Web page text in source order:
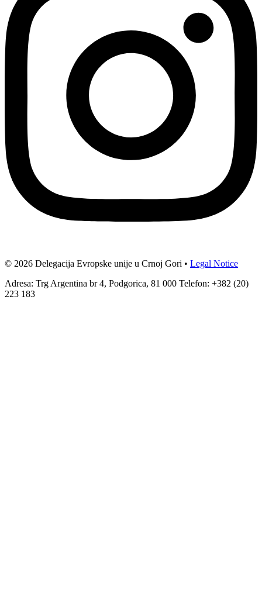
© 2026 Delegacija Evropske unije u Crnoj Gori • Legal Notice
Adresa: Trg Argentina br 4, Podgorica, 81 000 Telefon: +382 (20)
223 183